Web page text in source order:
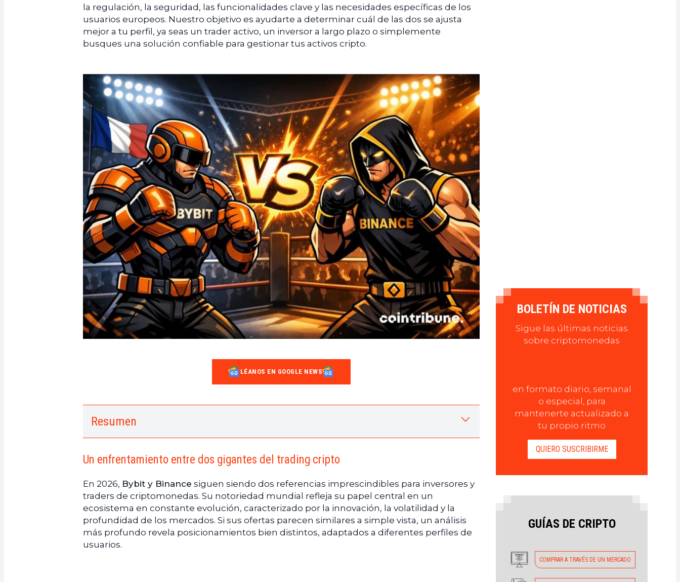
la regulación, la seguridad, las funcionalidades clave y las necesidades específicas de los
usuarios europeos. Nuestro objetivo es ayudarte a determinar cuál de las dos se ajusta
mejor a tu perfil, ya seas un trader activo, un inversor a largo plazo o simplemente
busques una solución confiable para gestionar tus activos cripto.
LÉANOS EN GOOGLE NEWS
Resumen
1. Un enfrentamiento entre dos gigantes del trading cripto
b. Productos disponibles: Spot, opciones, NFT y más
c. Tarifas de trading: ¿Quién ofrece las mejores condiciones?
d.Herramientas avanzadas: Para una gestión activa o automatizada
Un enfrentamiento entre dos gigantes del trading cripto
En 2026, Bybit y Binance siguen siendo dos referencias imprescindibles para inversores y
traders de criptomonedas. Su notoriedad mundial refleja su papel central en un
ecosistema en constante evolución, caracterizado por la innovación, la volatilidad y la
profundidad de los mercados. Si sus ofertas parecen similares a simple vista, un análisis
más profundo revela posicionamientos bien distintos, adaptados a diferentes perfiles de
usuarios.
BOLETÍN DE NOTICIAS
Sigue las últimas noticias
sobre criptomonedas
en formato diario, semanal
o especial, para
mantenerte actualizado a
tu propio ritmo
QUIERO SUSCRIBIRME
GUÍAS DE CRIPTO
COMPRAR A TRAVÉS DE UN MERCADO